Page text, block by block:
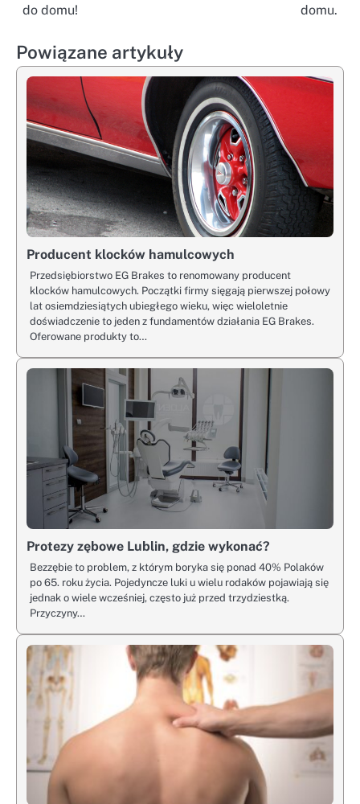
do domu!
domu.
Powiązane artykuły
Producent klocków hamulcowych
Przedsiębiorstwo EG Brakes to renomowany producent
klocków hamulcowych. Początki firmy sięgają pierwszej połowy
lat osiemdziesiątych ubiegłego wieku, więc wieloletnie
doświadczenie to jeden z fundamentów działania EG Brakes.
Oferowane produkty to…
Protezy zębowe Lublin, gdzie wykonać?
Bezzębie to problem, z którym boryka się ponad 40% Polaków
po 65. roku życia. Pojedyncze luki u wielu rodaków pojawiają się
jednak o wiele wcześniej, często już przed trzydziestką.
Przyczyny…